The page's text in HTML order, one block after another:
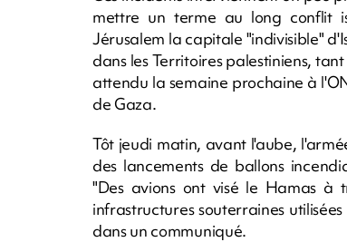
mettre un terme au long conflit
Jérusalem la capitale "indivisible"
dans les Territoires palestiniens,
attendu la semaine prochaine à
de Gaza.
Tôt jeudi matin, avant l'aube,
des lancements de ballons
"Des avions ont visé le Hamas à
infrastructures souterraines
dans un communiqué.